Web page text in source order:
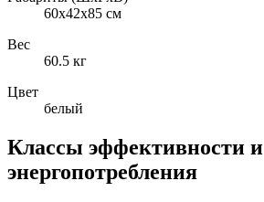
60x42x85 см
Вес
60.5 кг
Цвет
белый
Классы эффективности и
энергопотребления